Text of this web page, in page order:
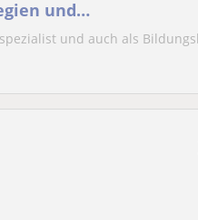
und auch als